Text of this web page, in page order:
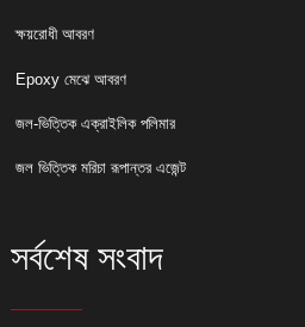
ক্ষয়রোধী আবরণ
Epoxy মেঝে আবরণ
জল-ভিত্তিক এক্রাইলিক পলিমার
জল ভিত্তিক মরিচা রূপান্তর এজেন্ট
সর্বশেষ সংবাদ